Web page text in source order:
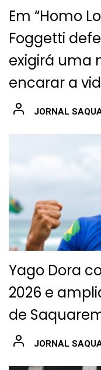
Em “Homo
Foggetti
exigirá uma
encarar a
JORNAL
Yago Dora
2026 e
de
JORNAL